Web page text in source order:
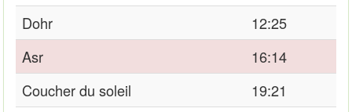
Dohr
12:25
Asr
16:14
Coucher du soleil
19:21